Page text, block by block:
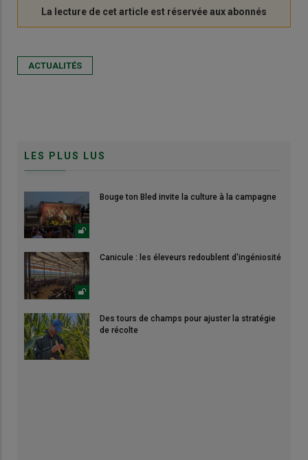
ACTUALITÉS
LES PLUS LUS
Bouge ton Bled invite la culture à la campagne
Canicule : les éleveurs redoublent d'ingéniosité
Des tours de champs pour ajuster la stratégie
de récolte